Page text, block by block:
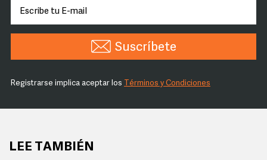
Suscríbete
Registrarse implica aceptar los Términos y Condiciones
LEE TAMBIÉN